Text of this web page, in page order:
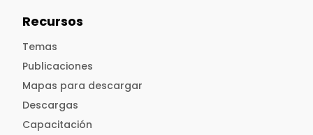
Recursos
Temas
Publicaciones
Mapas para descargar
Descargas
Capacitación